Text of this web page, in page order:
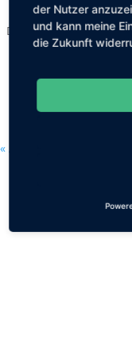
vonFriederike
Der Urlaub ist für die
Jahres. Endlich
« Ältere Einträge
der Nutzer
und kann meine
die Zukunft